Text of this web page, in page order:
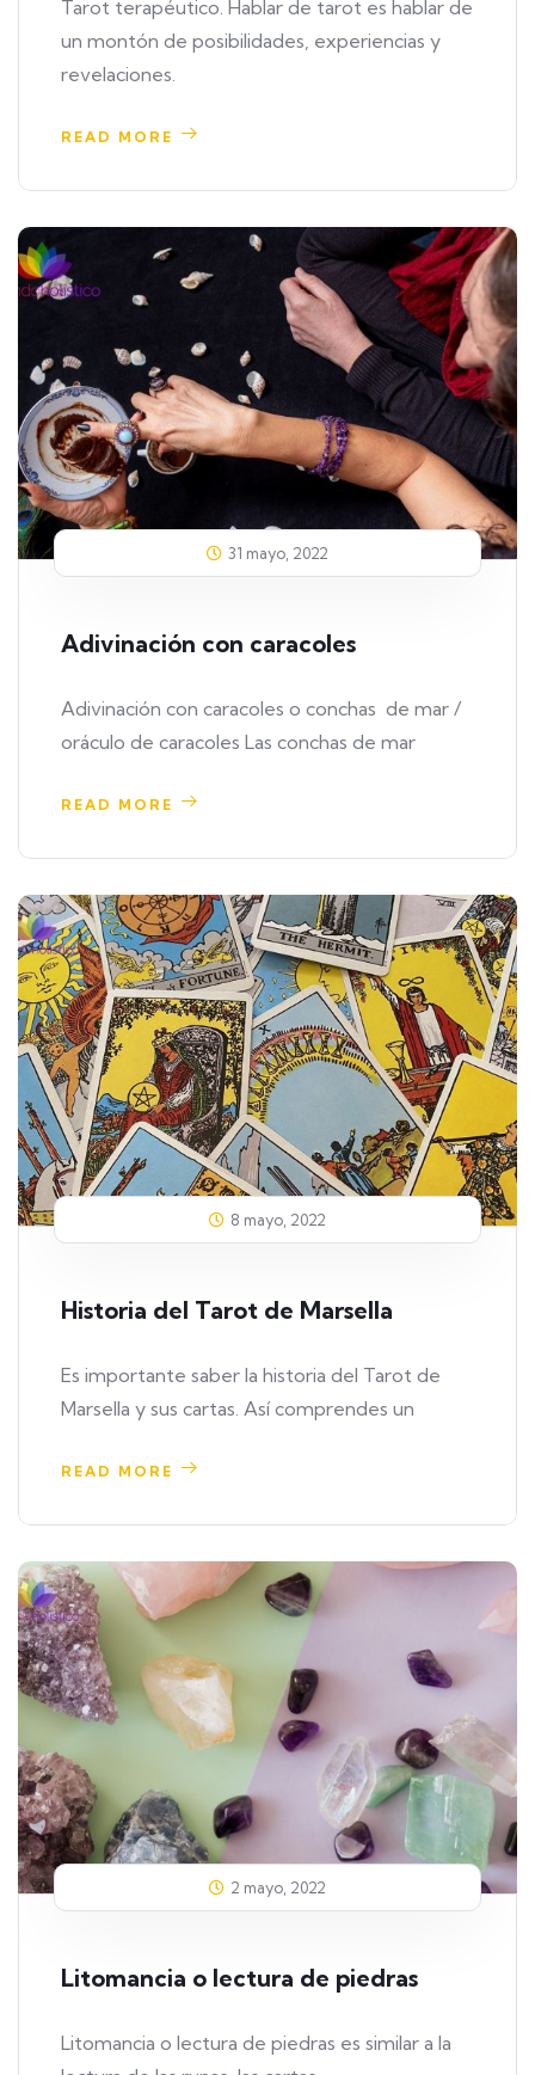
Tarot terapéutico. Hablar de tarot es hablar de
un montón de posibilidades, experiencias y
revelaciones.
READ MORE
31 mayo, 2022
Adivinación con caracoles
Adivinación con caracoles o conchas de mar /
oráculo de caracoles Las conchas de mar
READ MORE
8 mayo, 2022
Historia del Tarot de Marsella
Es importante saber la historia del Tarot de
Marsella y sus cartas. Así comprendes un
READ MORE
2 mayo, 2022
Litomancia o lectura de piedras
Litomancia o lectura de piedras es similar a la